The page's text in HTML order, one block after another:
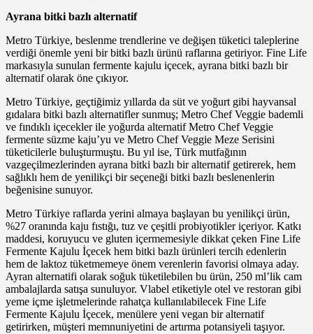
Ayrana bitki bazlı alternatif
Metro Türkiye, beslenme trendlerine ve değişen tüketici taleplerine
verdiği önemle yeni bir bitki bazlı ürünü raflarına getiriyor. Fine Life
markasıyla sunulan fermente kajulu içecek, ayrana bitki bazlı bir
alternatif olarak öne çıkıyor.
Metro Türkiye, geçtiğimiz yıllarda da süt ve yoğurt gibi hayvansal
gıdalara bitki bazlı alternatifler sunmuş; Metro Chef Veggie bademli
ve fındıklı içecekler ile yoğurda alternatif Metro Chef Veggie
fermente süzme kaju’yu ve Metro Chef Veggie Meze Serisini
tüketicilerle buluşturmuştu. Bu yıl ise, Türk mutfağının
vazgeçilmezlerinden ayrana bitki bazlı bir alternatif getirerek, hem
sağlıklı hem de yenilikçi bir seçeneği bitki bazlı beslenenlerin
beğenisine sunuyor.
Metro Türkiye raflarda yerini almaya başlayan bu yenilikçi ürün,
%27 oranında kaju fıstığı, tuz ve çeşitli probiyotikler içeriyor. Katkı
maddesi, koruyucu ve gluten içermemesiyle dikkat çeken Fine Life
Fermente Kajulu İçecek hem bitki bazlı ürünleri tercih edenlerin
hem de laktoz tüketmemeye önem verenlerin favorisi olmaya aday.
Ayran alternatifi olarak soğuk tüketilebilen bu ürün, 250 ml’lik cam
ambalajlarda satışa sunuluyor. Vlabel etiketiyle otel ve restoran gibi
yeme içme işletmelerinde rahatça kullanılabilecek Fine Life
Fermente Kajulu İçecek, menülere yeni vegan bir alternatif
getirirken, müşteri memnuniyetini de artırma potansiyeli taşıyor.